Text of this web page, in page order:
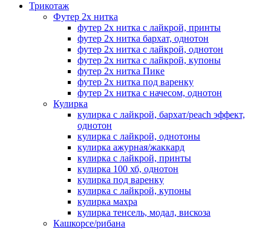
Трикотаж
Футер 2х нитка
футер 2х нитка с лайкрой, принты
футер 2х нитка бархат, однотон
футер 2х нитка с лайкрой, однотон
футер 2х нитка с лайкрой, купоны
футер 2х нитка Пике
футер 2х нитка под варенку
футер 2х нитка с начесом, однотон
Кулирка
кулирка с лайкрой, бархат/peach эффект,
однотон
кулирка с лайкрой, однотоны
кулирка ажурная/жаккард
кулирка с лайкрой, принты
кулирка 100 хб, однотон
кулирка под варенку
кулирка с лайкрой, купоны
кулирка махра
кулирка тенсель, модал, вискоза
Кашкорсе/рибана